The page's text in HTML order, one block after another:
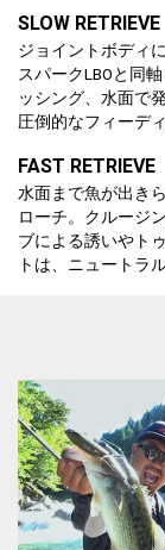
SLOW RETRIEVE
ジョイントボディ
スパークLBOと同
ッシング、水面で
圧倒的なフィーデ
FAST RETRIEVE
水面まで魚が出き
ローチ。クルージ
ブによる誘いやト
トは、ニュートラ